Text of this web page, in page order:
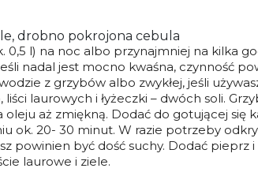
drobno pokrojona cebula
0,5 l) na noc albo przynajmniej na kilka
nadal jest mocno kwaśna, czynność
z grzybów albo zwykłej, jeśli
laurowych i łyżeczki – dwóch soli.
aż zmiękną. Dodać do gotującej się
ok. 20- 30 minut. W razie potrzeby
powinien być dość suchy. Dodać pieprz
laurowe i ziele.